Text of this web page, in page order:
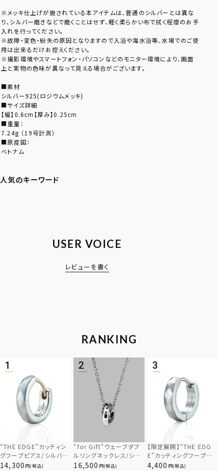
※メッキ仕上げが施されている本アイテムは、普通のシルバーとは異な
り、シルバー磨きなどで磨くことはせず、軽く柔らかい布で拭く程度のお手
入れを行ってください。
※故障・変色・紛失の原因となりますので入浴や海水浴等、水場でのご使
用は出来るだけお控えください。
※撮影環境やスマートフォン・パソコンなどのモニター環境により、画面
上と実物の色味が異なって見える場合がございます。
■素材
シルバー925(ロジウムメッキ)
■サイズ詳細
【幅】0.6cm【厚み】0.25cm
■重量：
7.24g （19号計測）
■原産国：
ベトナム
USER VOICE
レビューを書く
RANKING
“THE EDGE”カッティン
グフープピアス/シルバー
925
14,300 (税込)
“for Gift”ウェーブダブ
ルリングネックレス/シル
バー×ブラック/シルバー
16,500 (税込)
【限定展開】“THE EDG
E”カッティングフープピ
アス/サージカルステンレ
4,400 (税込)